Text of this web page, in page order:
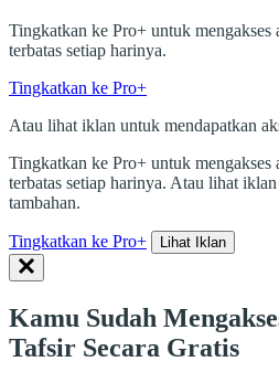
Tingkatkan ke Pro+ untuk mengakses
terbatas setiap harinya.
Tingkatkan ke Pro+
Atau lihat iklan untuk mendapatkan
Tingkatkan ke Pro+ untuk mengakses
terbatas setiap harinya. Atau lihat
tambahan.
Tingkatkan ke Pro+ Lihat Iklan
Kamu Sudah
Tafsir Secara Gratis